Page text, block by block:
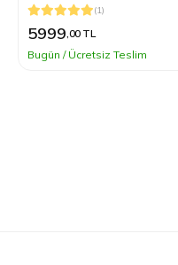
(1)
5999,00 TL
Bugün / Ücretsiz Teslim